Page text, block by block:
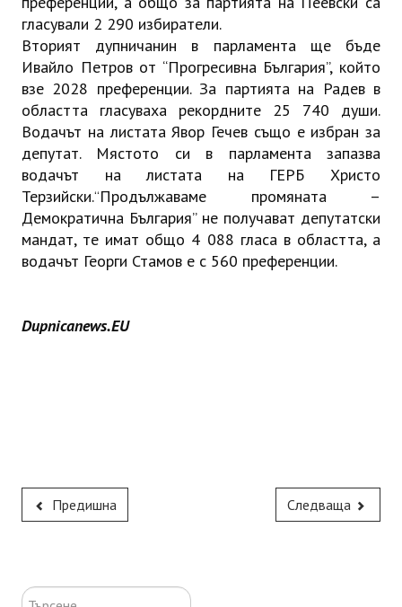
гласували 2 290 избиратели.
Вторият дупничанин в парламента ще бъде
Ивайло Петров от “Прогресивна България”, който
взе 2028 преференции. За партията на Радев в
областта гласуваха рекордните 25 740 души.
Водачът на листата Явор Гечев също е избран за
депутат. Мястото си в парламента запазва
водачът на листата на ГЕРБ Христо
Терзийски.“Продължаваме промяната –
Демократична България” не получават депутатски
мандат, те имат общо 4 088 гласа в областта, а
водачът Георги Стамов е с 560 преференции.
Dupnicanews.EU
Предишна Следваща
Търсене...